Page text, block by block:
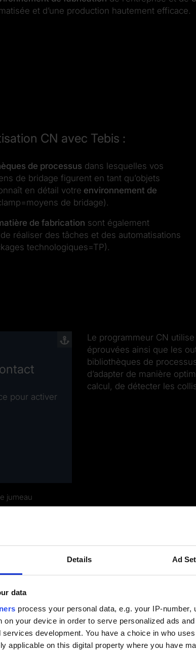
Details Ad
data
process your personal data, e.g. your IP-
on your device in order to serve personalized ads
development. You have a choice in who
applicable on this digital property where you have
et d’une production hautement efficace.
CN avec Tebis :
de processus dans lesquelles vos
de bridage figurent en tant qu’objets
en détail votre environnement de
de bridage).
de fabrication sont également
réaliser des tâches et des automatisations
technologiques=TP).
pour activer
jumeau
Le programmeur CN
éprouvées ainsi que les
bibliothèques de
d’adapter de manière
calcul, de détecter les
Programmes CN sûrs et